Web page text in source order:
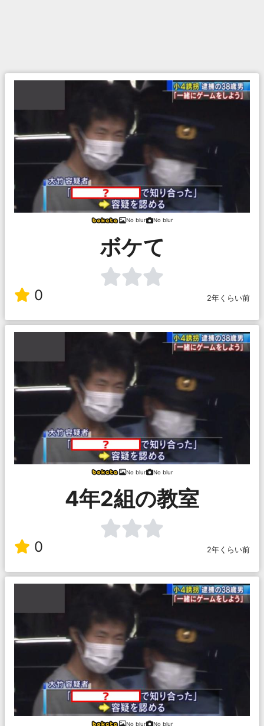
No blur No blur
ボケて
0 2年くらい前
No blur No blur
4年2組の教室
0 2年くらい前
No blur No blur